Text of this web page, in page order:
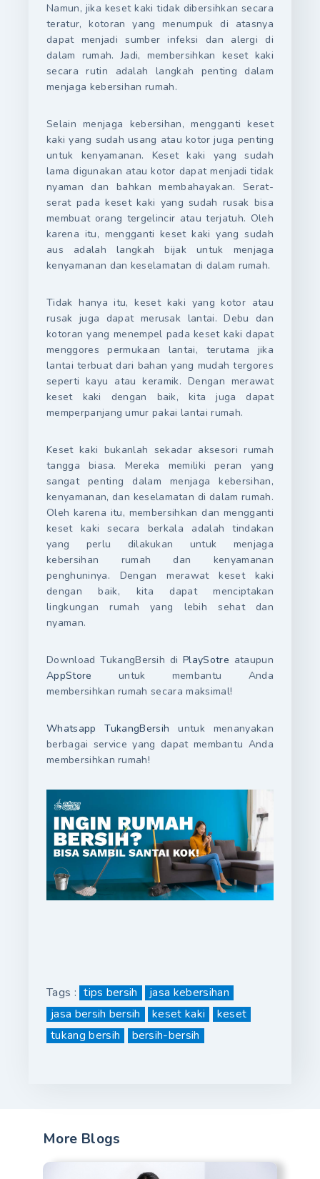
Namun, jika keset kaki tidak dibersihkan secara
teratur, kotoran yang menumpuk di atasnya
dapat menjadi sumber infeksi dan alergi di
dalam rumah. Jadi, membersihkan keset kaki
secara rutin adalah langkah penting dalam
menjaga kebersihan rumah.
Selain menjaga kebersihan, mengganti keset
kaki yang sudah usang atau kotor juga penting
untuk kenyamanan. Keset kaki yang sudah
lama digunakan atau kotor dapat menjadi tidak
nyaman dan bahkan membahayakan. Serat-
serat pada keset kaki yang sudah rusak bisa
membuat orang tergelincir atau terjatuh. Oleh
karena itu, mengganti keset kaki yang sudah
aus adalah langkah bijak untuk menjaga
kenyamanan dan keselamatan di dalam rumah.
Tidak hanya itu, keset kaki yang kotor atau
rusak juga dapat merusak lantai. Debu dan
kotoran yang menempel pada keset kaki dapat
menggores permukaan lantai, terutama jika
lantai terbuat dari bahan yang mudah tergores
seperti kayu atau keramik. Dengan merawat
keset kaki dengan baik, kita juga dapat
memperpanjang umur pakai lantai rumah.
Keset kaki bukanlah sekadar aksesori rumah
tangga biasa. Mereka memiliki peran yang
sangat penting dalam menjaga kebersihan,
kenyamanan, dan keselamatan di dalam rumah.
Oleh karena itu, membersihkan dan mengganti
keset kaki secara berkala adalah tindakan
yang perlu dilakukan untuk menjaga
kebersihan rumah dan kenyamanan
penghuninya. Dengan merawat keset kaki
dengan baik, kita dapat menciptakan
lingkungan rumah yang lebih sehat dan
nyaman.
Download TukangBersih diPlaySotre ataupun
AppStore untuk membantu Anda
membersihkan rumah secara maksimal!
Whatsapp TukangBersih untuk menanyakan
berbagai service yang dapat membantu Anda
membersihkan rumah!
Tags : tips bersih
jasa kebersihan
jasa bersih bersih
keset kaki
keset
tukang bersih
bersih-bersih
More Blogs